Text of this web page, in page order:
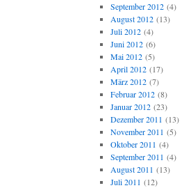
September 2012(4)
August 2012(13)
Juli 2012(4)
Juni 2012(6)
Mai 2012(5)
April 2012(17)
März 2012(7)
Februar 2012(8)
Januar 2012(23)
Dezember 2011 (13)
November 2011 (5)
Oktober 2011 (4)
September 2011 (4)
August 2011 (13)
Juli 2011 (12)